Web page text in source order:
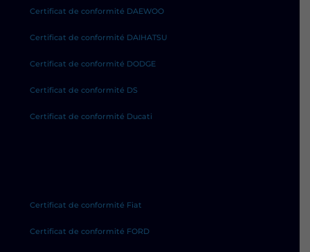
Certificat de conformité DAEWOO
Certificat de conformité DAIHATSU
Certificat de conformité DODGE
Certificat de conformité DS
Certificat de conformité Ducati
Certificat de conformité Fiat
Certificat de conformité FORD